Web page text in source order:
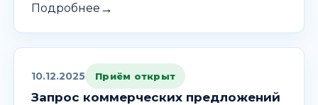
Подробнее →
10.12.2025 Приём открыт
Запрос коммерческих предложений